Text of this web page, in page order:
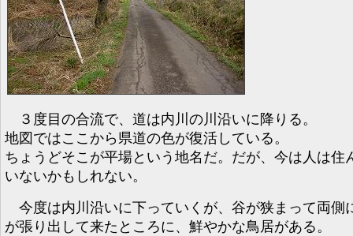
３度目の合流で、道は内川の川沿いに降りる。
地図ではここから県道の色が復活している。
ちょうどそこが平場という地名だ。だが、今は人は住
いないかもしれない。
今度は内川沿いに下っていくが、谷が狭まって両側
が張り出して来たところに、鮮やかな鳥居がある。